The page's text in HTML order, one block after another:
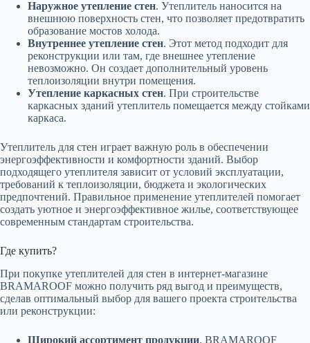
Наружное утепление стен. Утеплитель наносится на
внешнюю поверхность стен, что позволяет предотвратить
образование мостов холода.
Внутреннее утепление стен. Этот метод подходит для
реконструкции или там, где внешнее утепление
невозможно. Он создает дополнительный уровень
теплоизоляции внутри помещения.
Утепление каркасных стен. При строительстве
каркасных зданий утеплитель помещается между стойками
каркаса.
Утеплитель для стен играет важную роль в обеспечении
энергоэффективности и комфортности зданий. Выбор
подходящего утеплителя зависит от условий эксплуатации,
требований к теплоизоляции, бюджета и экологических
предпочтений. Правильное применение утеплителей помогает
создать уютное и энергоэффективное жилье, соответствующее
современным стандартам строительства.
Где купить?
При покупке утеплителей для стен в интернет-магазине
BRAMAROOF можно получить ряд выгод и преимуществ,
сделав оптимальный выбор для вашего проекта строительства
или реконструкции:
Широкий ассортимент продукции. BRAMAROOF